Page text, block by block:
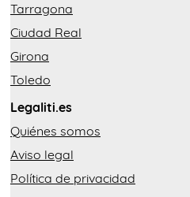
Tarragona
Ciudad Real
Girona
Toledo
Legaliti.es
Quiénes somos
Aviso legal
Política de privacidad